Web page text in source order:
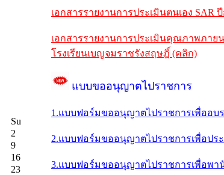
Su
2
9
16
23
เอกสารรายงานการประเมินตนเอง SAR
เอกสารรายงานการประเมินคุณภาพภาย
โรงเรียนเบญจมราชรังสฤษฎิ์ (คลิก)
แบบขออนุญาตไปราชการ
1.แบบฟอร์มขออนุญาตไปราชการเพื่ออบ
2.แบบฟอร์มขออนุญาตไปราชการเพื่อปร
3.แบบฟอร์มขออนุญาตไปราชการเพื่อพา